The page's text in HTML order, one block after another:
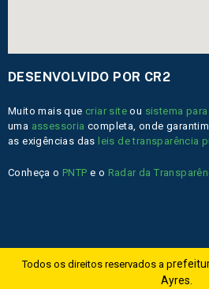
DESENVOLVIDO POR CR2
Muito mais que criar site ou sistema
uma assessoria completa, onde
as exigências das leis de transparência
Conheça o PNTP e o Radar da
Todos os direitos reservados a p
Ayres.